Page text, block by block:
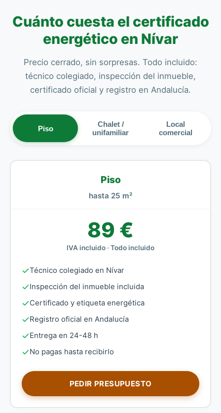
Cuánto cuesta el certificado
energético en Nívar
Precio cerrado, sin sorpresas. Todo incluido:
técnico colegiado, inspección del inmueble,
certificado oficial y registro en Andalucía.
Piso
Chalet /
unifamiliar
Local
comercial
Piso
hasta 25 m²
89 €
IVA incluido · Todo incluido
Técnico colegiado en Nívar
Inspección del inmueble incluida
Certificado y etiqueta energética
Registro oficial en Andalucía
Entrega en 24-48 h
No pagas hasta recibirlo
PEDIR PRESUPUESTO